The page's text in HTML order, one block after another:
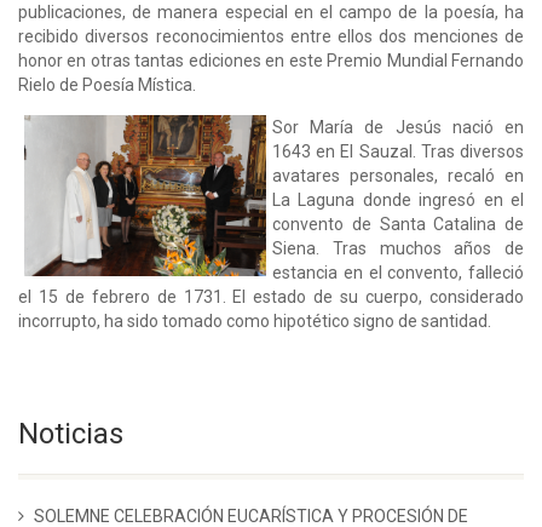
publicaciones, de manera especial en el campo de la poesía, ha
recibido diversos reconocimientos entre ellos dos menciones de
honor en otras tantas ediciones en este Premio Mundial Fernando
Rielo de Poesía Mística.
Sor María de Jesús nació en
1643 en El Sauzal. Tras diversos
avatares personales, recaló en
La Laguna donde ingresó en el
convento de Santa Catalina de
Siena. Tras muchos años de
estancia en el convento, falleció
el 15 de febrero de 1731. El estado de su cuerpo, considerado
incorrupto, ha sido tomado como hipotético signo de santidad.
Noticias
SOLEMNE CELEBRACIÓN EUCARÍSTICA Y PROCESIÓN DE